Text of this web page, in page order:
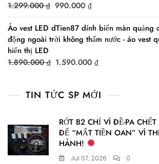
1.299.000₫ Original
price
was:
1.299.000 ₫.
990.000 ₫
price
is:
990.000 ₫.
Áo vest LED dTien87 dính biển màn quảng
động ngoài trời không thấm nước - áo vest
hiển thị LED
1.890.000₫ Original
1.890.000 ₫.
1.590.000 ₫
1.590.000 ₫.
TIN TỨC SP MỚI
RỚT B2 CHỈ VÌ ĐỀ-PA
ĐỂ “MẤT TIỀN OAN” VÌ
HÀNH!
Jul 07, 2026 0